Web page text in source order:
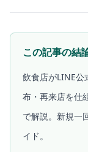
この記事の結
飲食店がLINE公
布・再来店を仕
で解説。新規一
イド。